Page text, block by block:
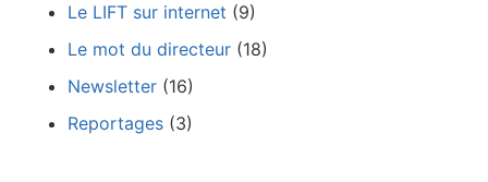
Le LIFT sur internet (9)
Le mot du directeur (18)
Newsletter (16)
Reportages (3)